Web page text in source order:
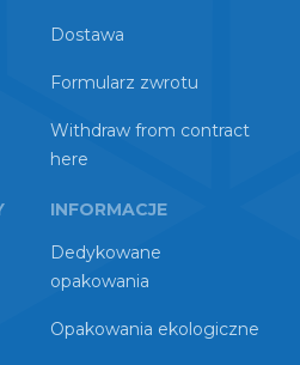
Dostawa
Formularz zwrotu
Withdraw from contract
here
INFORMACJE
Dedykowane
opakowania
Opakowania ekologiczne